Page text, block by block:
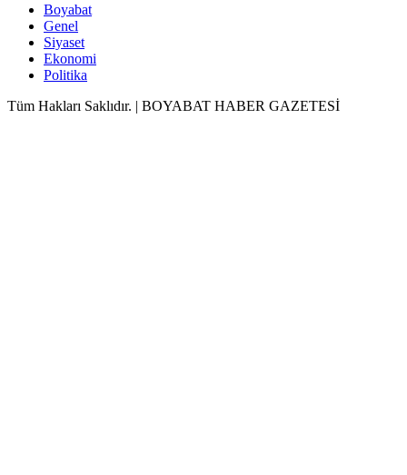
Boyabat
Genel
Siyaset
Ekonomi
Politika
Tüm Hakları Saklıdır. | BOYABAT HABER GAZETESİ